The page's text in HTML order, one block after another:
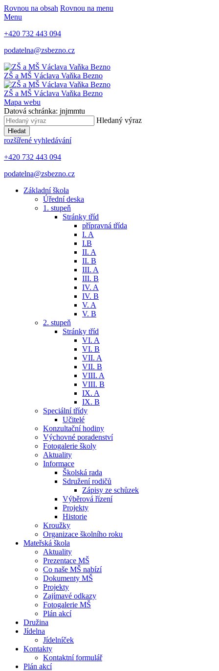
Rovnou na obsah Rovnou na menu
Menu
+420 732 443 094
podatelna@zsbezno.cz
ZŠ a MŠ Václava Vaňka Bezno
ZŠ a MŠ Václava Vaňka Bezno
Mapa webu
Datová schránka: jnjmmtu
Hledaný výraz
Hledat
rozšířené vyhledávání
+420 732 443 094
podatelna@zsbezno.cz
Základní škola
Úřední deska
1. stupeň
Stránky tříd
přípravná třída
I. A
I.B
II. A
II. B
III. A
III. B
IV. A
IV. B
V. A
V. B
2. stupeň
Stránky tříd
VI. A
VI. B
VII. A
VII. B
VIII. A
VIII. B
IX. A
IX. B
Speciální třídy
Učitelé
Konzultační hodiny
Výchovné poradenství
Fotogalerie školy
Aktuality
Informace
Školská rada
Sdružení rodičů
Zápisy ze schůzek
Výběrová řízení
Projekty
Historie
Kroužky
Organizace školního roku
Mateřská škola
Aktuality
Prezentace MŠ
Co naše MŠ nabízí
Dokumenty MŠ
Projekty
Zajímavé odkazy
Fotogalerie MŠ
Plán akcí
Družina
Jídelna
Jídelníček
Kontakty
Kontaktní formulář
Plán akcí